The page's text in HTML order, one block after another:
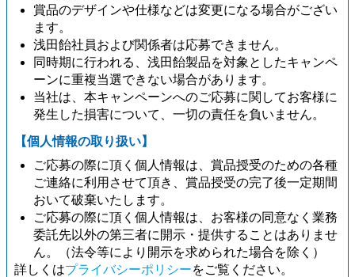
賞品のデザインや仕様などは変更になる場合がござい
ます。
浅田飴社員および関係者は応募できません。
同時期に行われる、浅田飴製品を対象としたキャンペ
ーンに重複当選できない場合があります。
当社は、本キャンペーンへのご応募に関してお客様に
発生した損害について、一切の責任を負いません。
【個人情報の取り扱い】
ご応募の際に頂く個人情報は、賞品授受のための各種
ご連絡に利用させて頂き、賞品授受の完了後一定期間
おいて破棄いたします。
ご応募の際に頂く個人情報は、お客様の同意なく業務
委託先以外の第三者に開示・提供することはありませ
ん。（法令等により開示を求められた場合を除く）
詳しくはプライバシーポリシーをご覧ください。